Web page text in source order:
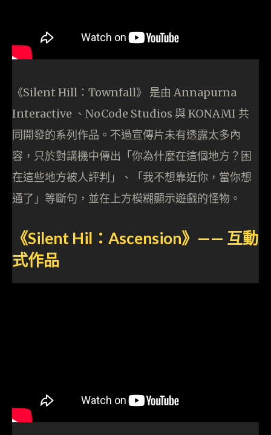
《Silent Hill：Townfall》 是由 Annapurna
Interactive 、NoCode Studios 與 KONAMI 共
同開發的系列作品。不過宣傳片未有透露太多內
容，只於對講機中傳出「你為什麼在這個地方？困
在這些地方被人評判」、「我不想靠近你，當你想
通了」等斷句，並在上方模糊顯示遊戲的怪物。
《Silent Hil：Ascension》—— 互動
式作品